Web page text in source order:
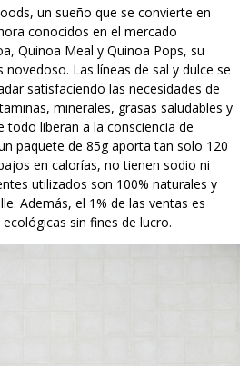
un sueño que se convierte en
conocidos en el mercado
Quinoa Meal y Quinoa Pops, su
Las líneas de sal y dulce se
satisfaciendo las necesidades de
minerales, grasas saludables y
liberan a la consciencia de
paquete de 85g aporta tan solo 120
en calorías, no tienen sodio ni
utilizados son 100% naturales y
Además, el 1% de las ventas es
sin fines de lucro.